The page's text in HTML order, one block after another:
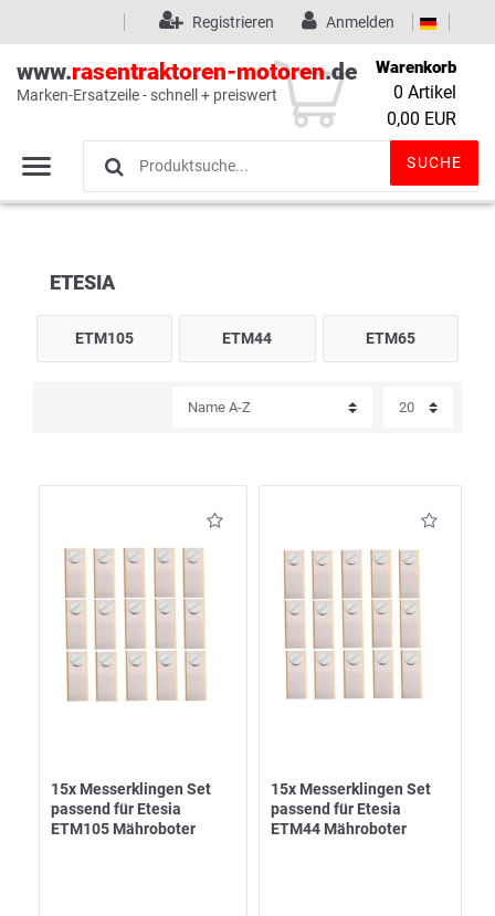
Wunschliste (0)
Anmelden
Registrieren
www.rasentraktoren-motoren.de
Marken-Ersatzeile - schnell + preiswert
SUCHE
Warenkorb
0 Artikel
0,00 EUR
ETESIA
ETM105 ETM44 ETM65
15x Messerklingen Set
passend für Etesia
ETM105 Mähroboter
15x Messerklingen Set
passend für Etesia
ETM44 Mähroboter